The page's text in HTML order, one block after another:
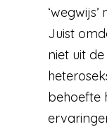
Juist
niet uit
behoefte